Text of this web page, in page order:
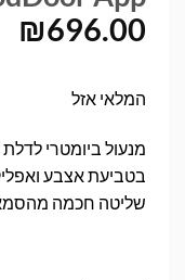
₪696.00
המלאי אזל
שליטה חכמה